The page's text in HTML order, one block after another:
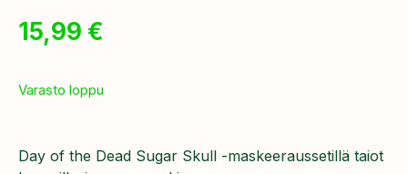
15,99 €
Varasto loppu
Day of the Dead Sugar Skull -maskeeraussetillä taiot